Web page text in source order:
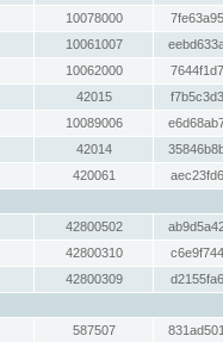
10078000
10061007
10062000
42015
10089006
42014
420061
42800502
42800310
42800309
587507